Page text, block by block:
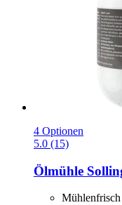
4 Optionen
5.0 (15)
Ölmühle
Mühlenfrisch